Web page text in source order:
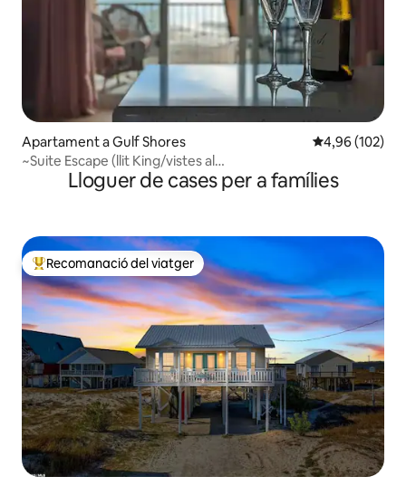
Apartament a Gulf Shores 4,96 de
4,96 (102)
~Suite Escape (llit King/vistes al
capvespre/piscina/banyera d'hidromassatge)
Lloguer de cases per a famílies
Principals recomanacions dels viatgers
Recomanació del viatger